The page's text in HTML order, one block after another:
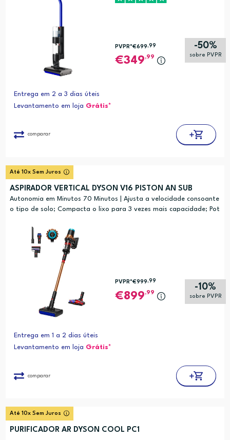
-50%
sobre PVPR
PVPR*€699 ,99
349,99
Entrega em 2 a 3 dias úteis
Levantamento em loja Grátis*
comparar
Até 10x Sem Juros
ASPIRADOR VERTICAL DYSON V16 PISTON AN SUB
Autonomia em Minutos 70 Minutos | Ajusta a velocidade consoante
o tipo de solo; Compacta o lixo para 3 vezes mais capacidade; Pot
-10%
sobre PVPR
PVPR*€999,99
899,99
Entrega em 1 a 2 dias úteis
Levantamento em loja Grátis*
comparar
Até 10x Sem Juros
PURIFICADOR AR DYSON COOL PC1